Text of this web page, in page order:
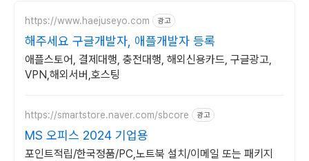
https://www.haejuseyo.com 광고
해주세요 구글개발자, 애플개발자 등록
애플스토어, 결제대행, 충전대행, 해외신용카드, 구글광고,
VPN,해외서버,호스팅
https://smartstore.naver.com/sbcore 광고
MS 오피스 2024 기업용
포인트적립/한국정품/PC,노트북 설치/이메일 또는 패키지